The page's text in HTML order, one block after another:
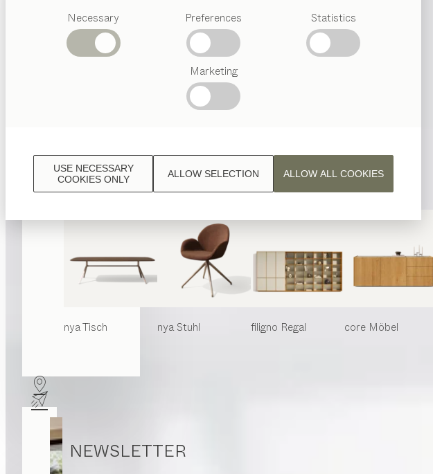
Necessary
Preferences Statistics
Marketing
USE NECESSARY
COOKIES ONLY
ALLOW SELECTION ALLOW ALL COOKIES
Esstische
Küchen
Regale
Betten
Interior
Design
TEAM
7 Welt
nyaTisch nyaStuhl filigno Regal core Möbel
NEWSLETTER
ÜBER UNS
HÄNDLER